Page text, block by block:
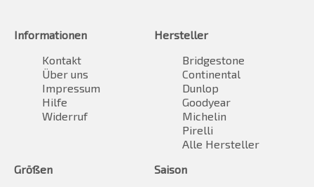
Informationen
Kontakt
Über uns
Impressum
Hilfe
Widerruf
Hersteller
Bridgestone
Continental
Dunlop
Goodyear
Michelin
Pirelli
Alle Hersteller
Größen
Saison